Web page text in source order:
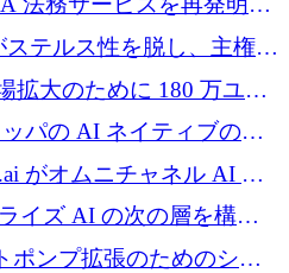
ロを適切に確保
テルス性を脱し、主権の
ズ AI を強化
拡大のために 180 万ユー
パの AI ネイティブの創
に 6,000 万ユーロを調達
がオムニチャネル AI プ
めに 1,700 万ドルを調達
イズ AI の次の層を構築
ルを獲得
ポンプ拡張のためのシー